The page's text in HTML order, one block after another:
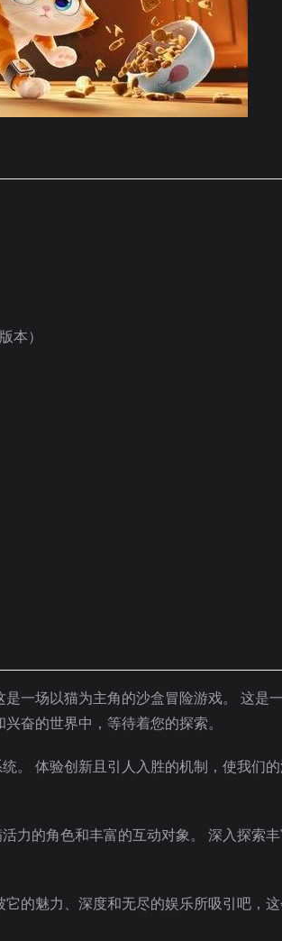
本）
一场以猫为主角的沙盒冒险游戏。 这是
奋的世界中，等待着您的探索。
。 体验创新且引人入胜的机制，使我们
力的角色和丰富的互动对象。 深入探索
的魅力、深度和无尽的娱乐所吸引吧，